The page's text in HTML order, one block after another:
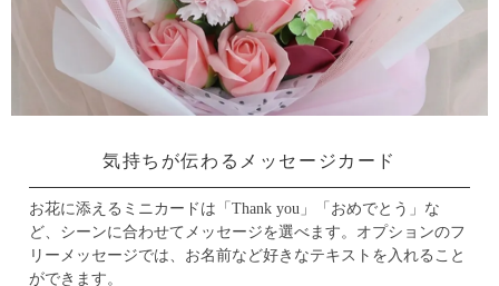
気持ちが伝わるメッセージカード
お花に添えるミニカードは「Thank you」「おめでとう」な
ど、シーンに合わせてメッセージを選べます。 オプションのフ
リーメッセージでは、お名前など好きなテキストを入れること
ができます。